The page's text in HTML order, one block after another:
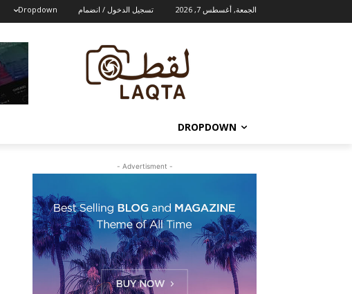
الجمعة, أغسطس 7, 2026 تسجيل الدخول / انضمام Dropdown
DROPDOWN
- Advertisment -